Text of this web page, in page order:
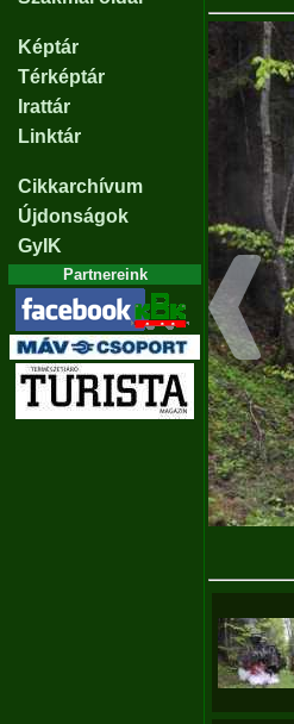
Képtár
Térképtár
Irattár
Linktár
Cikkarchívum
Újdonságok
GyIK
Partnereink